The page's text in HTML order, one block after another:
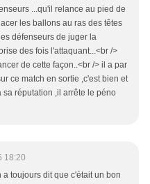
...qu'il relance au pied de
les ballons au ras des têtes
défenseurs de juger la
des fois l'attaquant...<br />
de cette façon..<br /> il a par
ce match en sortie ,c'est bien et
sa réputation ,il arrête le péno
18:20
a toujours dit que c'était un bon